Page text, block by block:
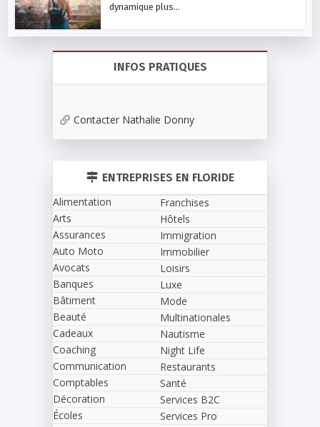
dynamique plus...
INFOS PRATIQUES
Contacter Nathalie Donny
ENTREPRISES EN FLORIDE
Alimentation
Arts
Assurances
Auto Moto
Avocats
Banques
Bâtiment
Beauté
Cadeaux
Coaching
Communication
Comptables
Décoration
Écoles
Franchises
Hôtels
Immigration
Immobilier
Loisirs
Luxe
Mode
Multinationales
Nautisme
Night Life
Restaurants
Santé
Services B2C
Services Pro